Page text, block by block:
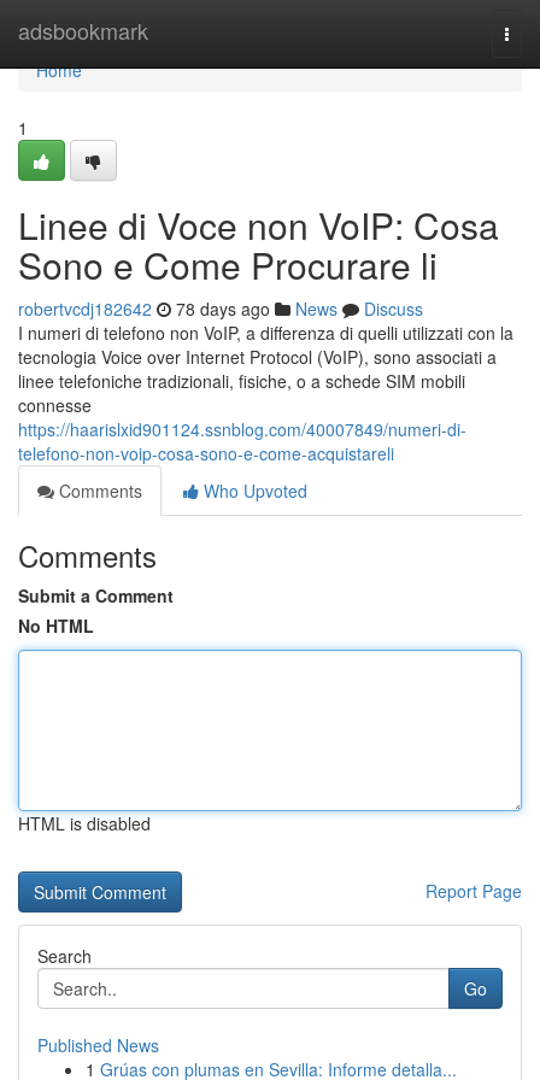
adsbookmark
Home
Home
1
Linee di Voce non VoIP: Cosa
Sono e Come Procurare li
robertvcdj182642 78 days ago News
Discuss
I numeri di telefono non VoIP, a differenza di quelli utilizzati con la
tecnologia Voice over Internet Protocol (VoIP), sono associati a
linee telefoniche tradizionali, fisiche, o a schede SIM mobili
connesse
https://haarislxid901124.ssnblog.com/40007849/numeri-di-
telefono-non-voip-cosa-sono-e-come-acquistareli
Comments
Who Upvoted
Comments
Submit a Comment
No HTML
HTML is disabled
Report Page
Search
Go
Published News
1 Grúas con plumas en Sevilla: Informe detalla...